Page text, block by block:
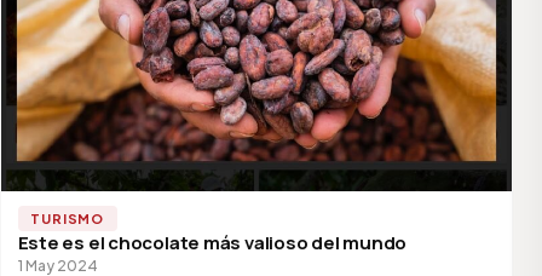
TURISMO
Este es el chocolate más valioso del mundo
1 May 2024